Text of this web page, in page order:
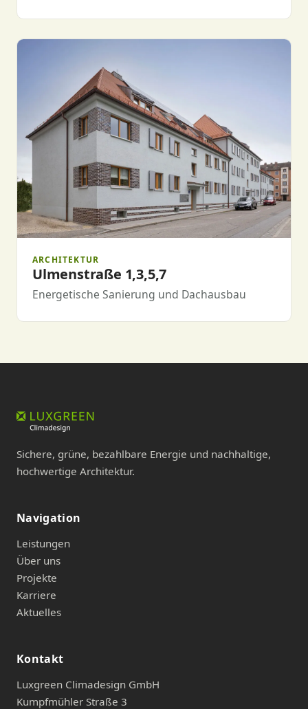
ARCHITEKTUR
Ulmenstraße 1,3,5,7
Energetische Sanierung und Dachausbau
Sichere, grüne, bezahlbare Energie und nachhaltige,
hochwertige Architektur.
Navigation
Leistungen
Über uns
Projekte
Karriere
Aktuelles
Kontakt
Luxgreen Climadesign GmbH
Kumpfmühler Straße 3